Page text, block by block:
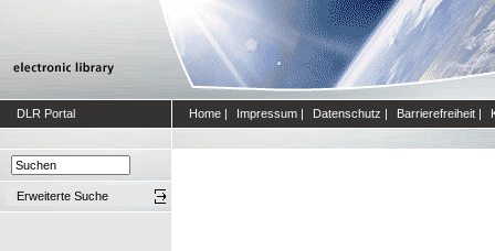
DLR Portal Home | Impressum | Datenschutz | Barrierefreiheit |
Erweiterte Suche